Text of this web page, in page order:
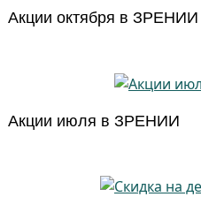
Акции октября в ЗРЕНИИ
Акции июля в ЗРЕНИИ